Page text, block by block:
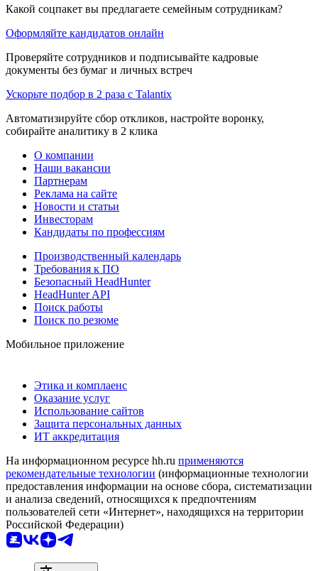
Какой соцпакет вы предлагаете семейным сотрудникам?
Оформляйте кандидатов онлайн
Проверяйте сотрудников и подписывайте кадровые
документы без бумаг и личных встреч
Ускорьте подбор в 2 раза с Talantix
Автоматизируйте сбор откликов, настройте воронку,
собирайте аналитику в 2 клика
О компании
Наши вакансии
Партнерам
Реклама на сайте
Новости и статьи
Инвесторам
Кандидаты по профессиям
Производственный календарь
Требования к ПО
Безопасный HeadHunter
HeadHunter API
Поиск работы
Поиск по резюме
Мобильное приложение
Этика и комплаенс
Оказание услуг
Использование сайтов
Защита персональных данных
ИТ аккредитация
На информационном ресурсе hh.ru применяются
рекомендательные технологии (информационные технологии
предоставления информации на основе сбора, систематизации
и анализа сведений, относящихся к предпочтениям
пользователей сети «Интернет», находящихся на территории
Российской Федерации)